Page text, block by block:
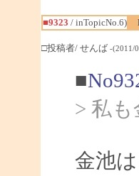
■9323 / inTopicNo.6)
□投稿者/ せんば -(2011/
■
> 私も
金池